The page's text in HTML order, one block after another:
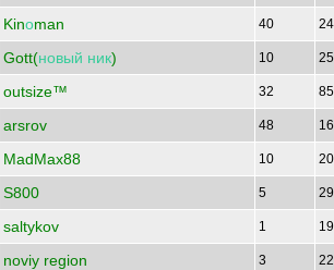
Kinоman 40
Gott(новый ник) 10
outsize™ 32
arsrov 48
MadMax88 10
S800 5
saltykov 1
noviy region 3